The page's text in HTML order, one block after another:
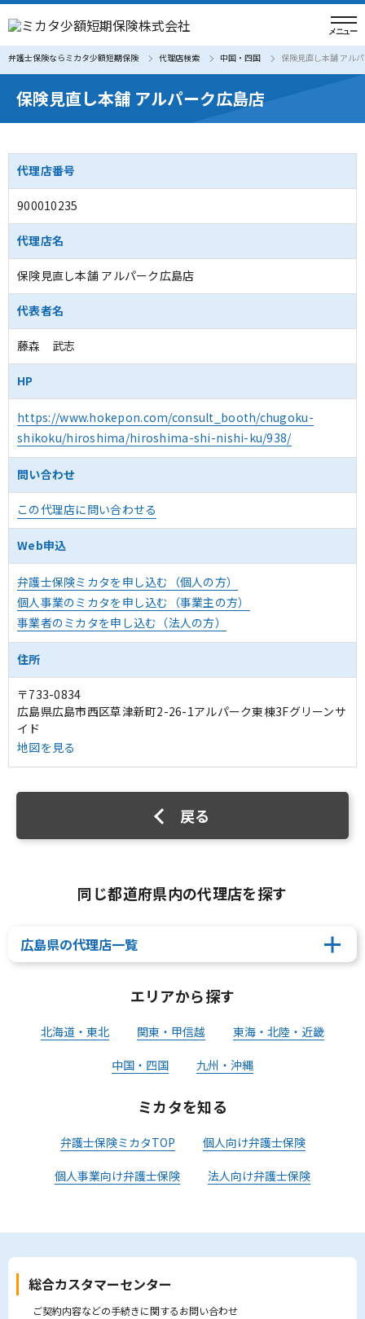
弁護士保険ならミカタ少額短期保険 代理店検索 中国・四国 保険見直し本舗 アル
保険見直し本舗 アルパーク広島店
代理店番号
900010235
代理店名
保険見直し本舗 アルパーク広島店
代表者名
藤森 武志
HP
https://www.hokepon.com/consult_booth/chugoku-
shikoku/hiroshima/hiroshima-shi-nishi-ku/938/
問い合わせ
この代理店に問い合わせる
Web申込
弁護士保険ミカタを申し込む（個人の方）
個人事業のミカタを申し込む（事業主の方）
事業者のミカタを申し込む（法人の方）
住所
〒733-0834
広島県広島市西区草津新町2-26-1アルパーク東棟3Fグリーンサ
イド
地図を見る
戻る
同じ都道府県内の代理店を探す
広島県の代理店一覧
エリアから探す
北海道・東北 関東・甲信越 東海・北陸・近畿
中国・四国 九州・沖縄
ミカタを知る
弁護士保険ミカタTOP 個人向け弁護士保険
個人事業向け弁護士保険 法人向け弁護士保険
総合カスタマーセンター
ご契約内容などの手続きに関するお問い合わせ